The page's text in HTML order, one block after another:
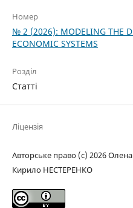
Номер
№ 2 (2026): MODELING THE
ECONOMIC SYSTEMS
Розділ
Статті
Ліцензія
Авторське право (c) 2026
Кирило НЕСТЕРЕНКО